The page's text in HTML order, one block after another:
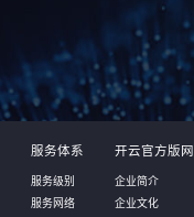
服务体系
服务级别
服务网络
开云官方版
企业简介
企业文化